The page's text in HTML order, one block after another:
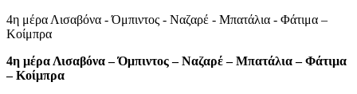
4η μέρα Λισαβόνα - Όμπιντος - Ναζαρέ - Μπατάλια - Φάτιμα –
Κοίμπρα
4η μέρα Λισαβόνα – Όμπιντος – Ναζαρέ – Μπατάλια – Φάτιμα
– Κοίμπρα